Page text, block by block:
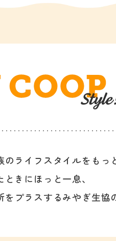
のライフスタイルを もっ
ときにほっと一息、
をプラスするみやぎ生協